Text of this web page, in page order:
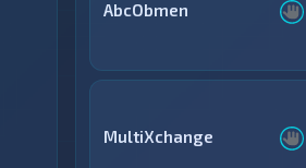
AbcObmen
MultiXchange